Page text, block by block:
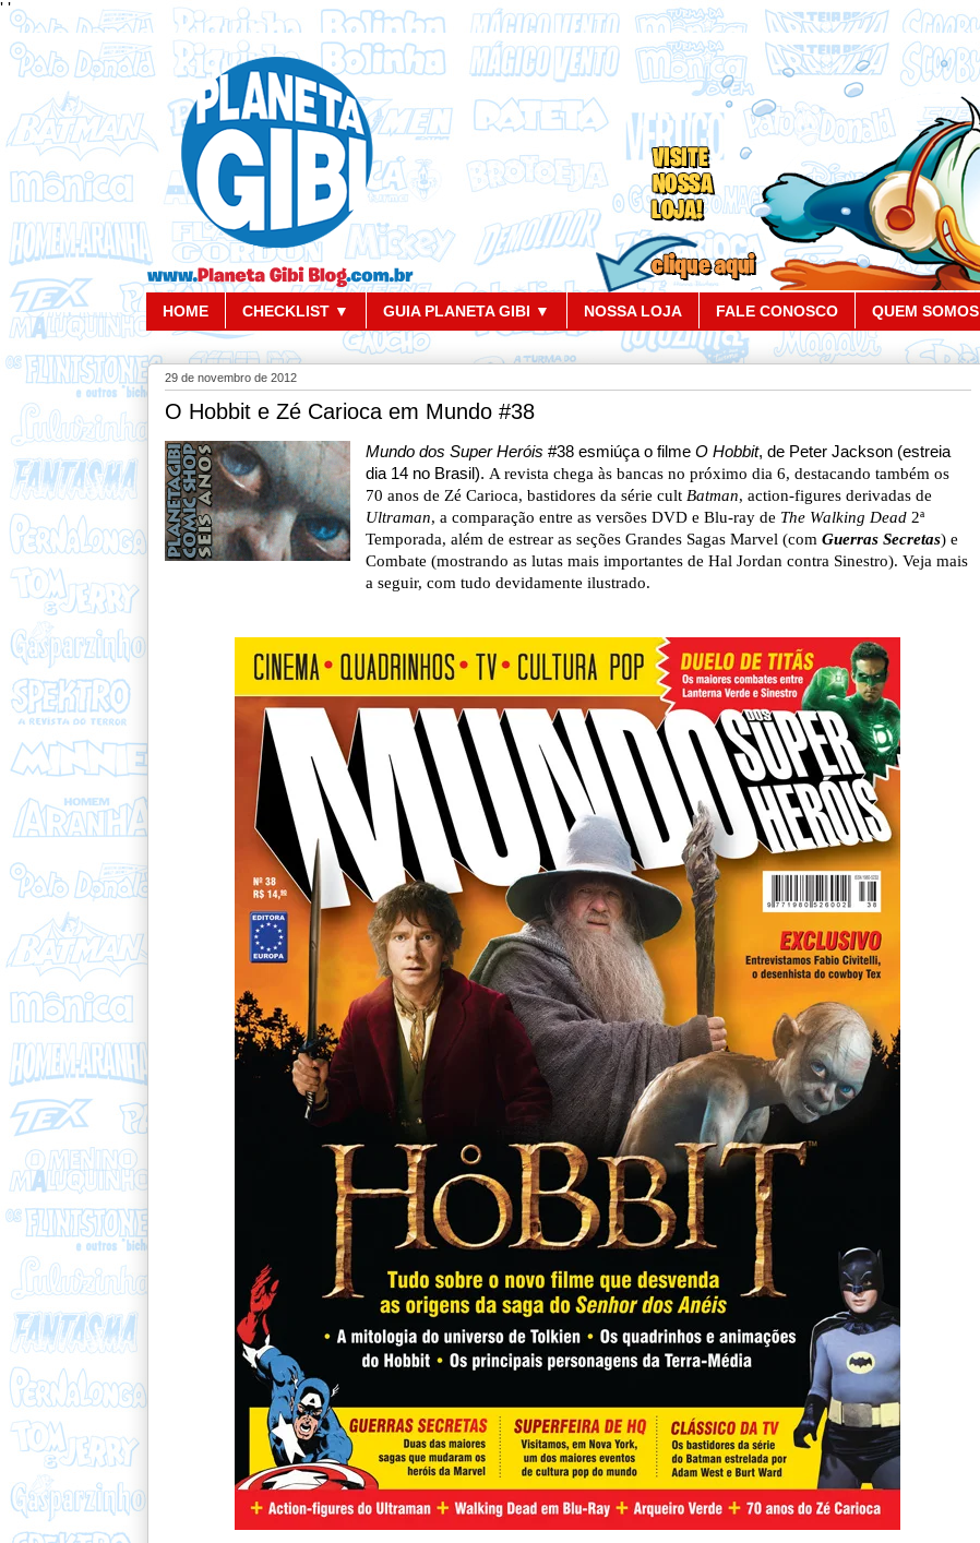
' '
HOME CHECKLIST ▼ GUIA PLANETA GIBI ▼ NOSSA LOJA FALE CONOSCO QUEM SOMOS
29 de novembro de 2012
O Hobbit e Zé Carioca em Mundo #38
Mundo dos Super Heróis #38 esmiúça o filmeO Hobbit, de Peter Jackson (estreia
dia 14 no Brasil). A revista chega às bancas no próximo dia 6, destacando também os
70 anos de Zé Carioca, bastidores da série cult Batman, action-figures derivadas de
Ultraman, a comparação entre as versões DVD e Blu-ray de The Walking Dead 2ª
Temporada, além de estrear as seções Grandes Sagas Marvel (comGuerras Secretas) e
Combate (mostrando as lutas mais importantes de Hal Jordan contra Sinestro). Veja mais
a seguir, com tudo devidamente ilustrado.